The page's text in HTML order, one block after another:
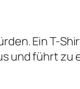
Ein T-
und führt zu